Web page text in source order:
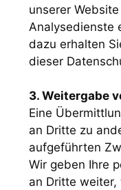
unserer
Analysedienste
dazu erhalten
dieser
3. Weitergabe
Eine
an Dritte zu
aufgeführten
Wir geben Ihre
an Dritte weiter,